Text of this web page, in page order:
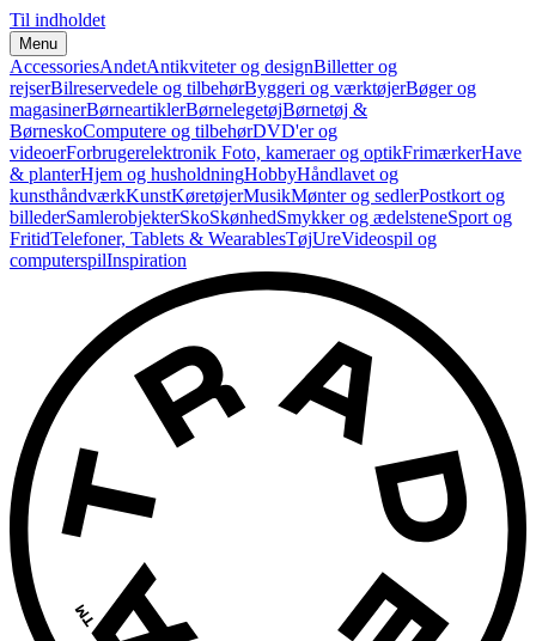
Til indholdet
Menu
AccessoriesAndetAntikviteter og designBilletter og
rejserBilreservedele og tilbehørByggeri og værktøjerBøger og
magasinerBørneartiklerBørnelegetøjBørnetøj &
BørneskoComputere og tilbehørDVD'er og
videoerForbrugerelektronik Foto, kameraer og optikFrimærkerHave
& planterHjem og husholdningHobbyHåndlavet og
kunsthåndværkKunstKøretøjerMusikMønter og sedlerPostkort og
billederSamlerobjekterSkoSkønhedSmykker og ædelsteneSport og
FritidTelefoner, Tablets & WearablesTøjUreVideospil og
computerspilInspiration